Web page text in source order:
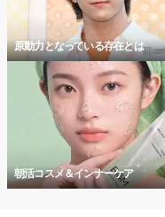
原動力となっている存在とは
朝活コスメ＆インナーケア